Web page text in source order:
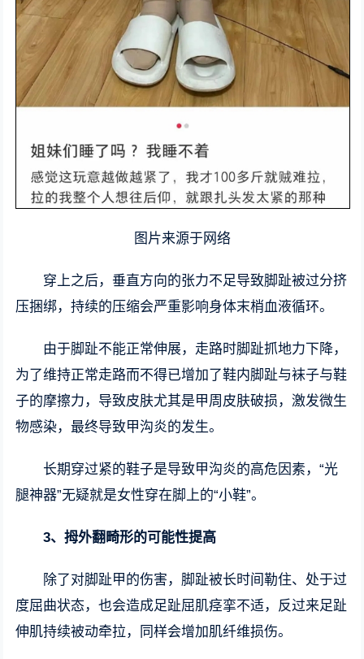
图片来源于网络
穿上之后，垂直方向的张力不足导致脚趾被过分挤
压捆绑，持续的压缩会严重影响身体末梢血液循环。
由于脚趾不能正常伸展，走路时脚趾抓地力下降，
为了维持正常走路而不得已增加了鞋内脚趾与袜子与鞋
子的摩擦力，导致皮肤尤其是甲周皮肤破损，激发微生
物感染，最终导致甲沟炎的发生。
长期穿过紧的鞋子是导致甲沟炎的高危因素，“光
腿神器”无疑就是女性穿在脚上的“小鞋”。
3、拇外翻畸形的可能性提高
除了对脚趾甲的伤害，脚趾被长时间勒住、处于过
度屈曲状态，也会造成足趾屈肌痉挛不适，反过来足趾
伸肌持续被动牵拉，同样会增加肌纤维损伤。